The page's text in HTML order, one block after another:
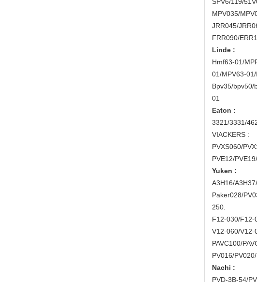
MPV035/
JRR045/
FRR090/
Linde :
Hmf63-01/
01/MPV63-
Bpv35/bpv50/
01
Eaton :
3321/3331/
VIACKERS :
PVXS060/
PVE12/
Yuken :
A3H16/
Paker028/
250.
F12-030/F12-
V12-060/V12-
PAVC100/
PV016/
Nachi :
PVD-3B-54/